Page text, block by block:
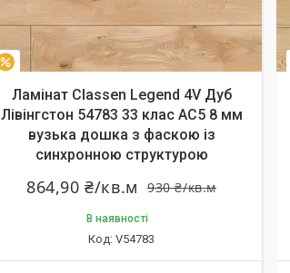
Ламінат Classen Legend 4V Дуб
Лівінгстон 54783 33 клас AC5 8 мм
вузька дошка з фаскою із
синхронною структурою
930 ₴/кв.м
864,90 ₴/кв.м
В наявності
V54783